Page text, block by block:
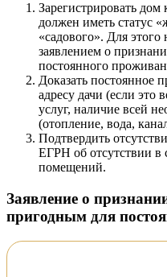
Зарегистрировать
должен иметь статус
«садового». Для этого
заявлением о
постоянного
Доказать постоянное
адресу дачи (если это
услуг, наличие всей
(отопление, вода,
Подтвердить
ЕГРН об отсутствии
помещений.
Заявление о
пригодным для